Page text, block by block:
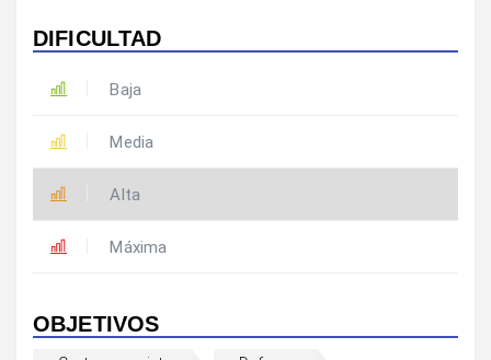
DIFICULTAD
Baja
Media
Alta
Máxima
OBJETIVOS